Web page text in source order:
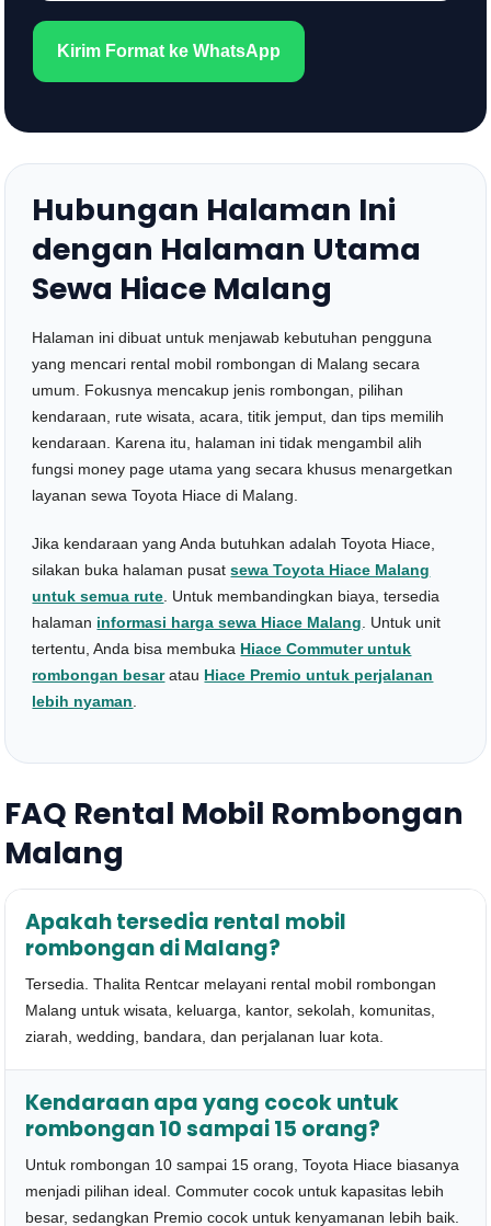
Kirim Format ke WhatsApp
Hubungan Halaman Ini
dengan Halaman Utama
Sewa Hiace Malang
Halaman ini dibuat untuk menjawab kebutuhan pengguna
yang mencari rental mobil rombongan di Malang secara
umum. Fokusnya mencakup jenis rombongan, pilihan
kendaraan, rute wisata, acara, titik jemput, dan tips memilih
kendaraan. Karena itu, halaman ini tidak mengambil alih
fungsi money page utama yang secara khusus menargetkan
layanan sewa Toyota Hiace di Malang.
Jika kendaraan yang Anda butuhkan adalah Toyota Hiace,
silakan buka halaman pusatsewa Toyota Hiace Malang
untuk semua rute . Untuk membandingkan biaya, tersedia
halaman informasi harga sewa Hiace Malang . Untuk unit
tertentu, Anda bisa membuka Hiace Commuter untuk
rombongan besaratau Hiace Premio untuk perjalanan
lebih nyaman
FAQ Rental Mobil Rombongan
Malang
Apakah tersedia rental mobil
rombongan di Malang?
Tersedia. Thalita Rentcar melayani rental mobil rombongan
Malang untuk wisata, keluarga, kantor, sekolah, komunitas,
ziarah, wedding, bandara, dan perjalanan luar kota.
Kendaraan apa yang cocok untuk
rombongan 10 sampai 15 orang?
Untuk rombongan 10 sampai 15 orang, Toyota Hiace biasanya
menjadi pilihan ideal. Commuter cocok untuk kapasitas lebih
besar, sedangkan Premio cocok untuk kenyamanan lebih baik.